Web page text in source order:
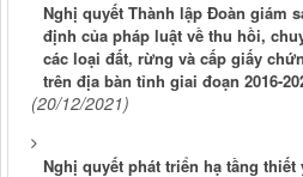
Nghị quyết Thành lập Đoàn giám
định của pháp luật về thu hồi,
các loại đất, rừng và cấp giấy
trên địa bàn tỉnh giai đoạn 2016-
(20/12/2021)
Nghị quyết phát triển hạ tầng